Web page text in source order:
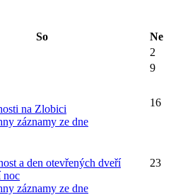
So
Ne
2
9
na Zlobici
záznamy ze dne
16
a den otevřených dveří
noc
záznamy ze dne
23